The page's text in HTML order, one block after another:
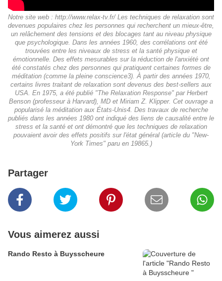
Notre site web : http://www.relax-tv.fr/ Les techniques de relaxation sont
devenues populaires chez les personnes qui recherchent un mieux-être,
un relâchement des tensions et des blocages tant au niveau physique
que psychologique. Dans les années 1960, des corrélations ont été
trouvées entre les niveaux de stress et la santé physique et
émotionnelle. Des effets mesurables sur la réduction de l'anxiété ont
été constatés chez des personnes qui pratiquent certaines formes de
méditation (comme la pleine conscience3). À partir des années 1970,
certains livres traitant de relaxation sont devenus des best-sellers aux
USA. En 1975, a été publié "The Relaxation Response" par Herbert
Benson (professeur à Harvard), MD et Miriam Z. Klipper. Cet ouvrage a
popularisé la méditation aux États-Unis4. Des travaux de recherche
publiés dans les années 1980 ont indiqué des liens de causalité entre le
stress et la santé et ont démontré que les techniques de relaxation
pouvaient avoir des effets positifs sur l'état général (article du "New-
York Times" paru en 19865.)
Partager
Vous aimerez aussi
Rando Resto à Buysscheure